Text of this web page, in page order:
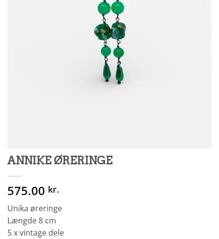
ANNIKE ØRERINGE
575.00 kr.
Unika øreringe
Længde 8 cm
5 x vintage dele